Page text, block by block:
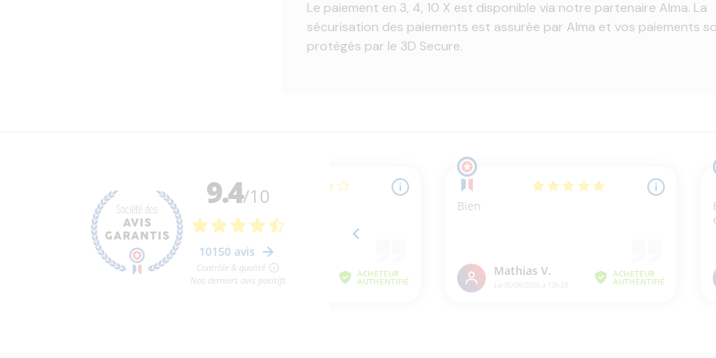
Le paiement en 3, 4, 10 X est disponible via notre partenaire Alma. La
sécurisation des paiements est assurée par Alma et vos paiements
protégés par le 3D Secure.